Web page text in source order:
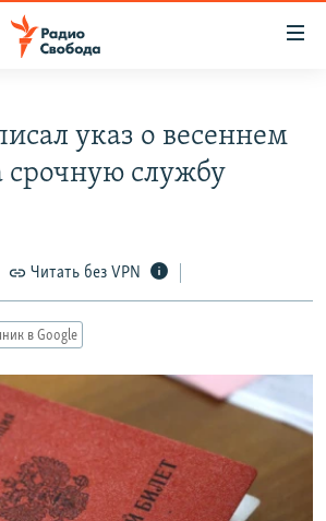
указ о весеннем
срочную службу
Читать без VPN
в Google